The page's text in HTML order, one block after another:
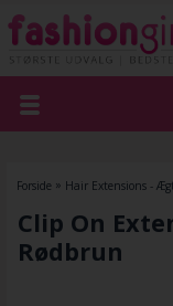
Forside » Hair Extensions -
Clip On
Rødbrun